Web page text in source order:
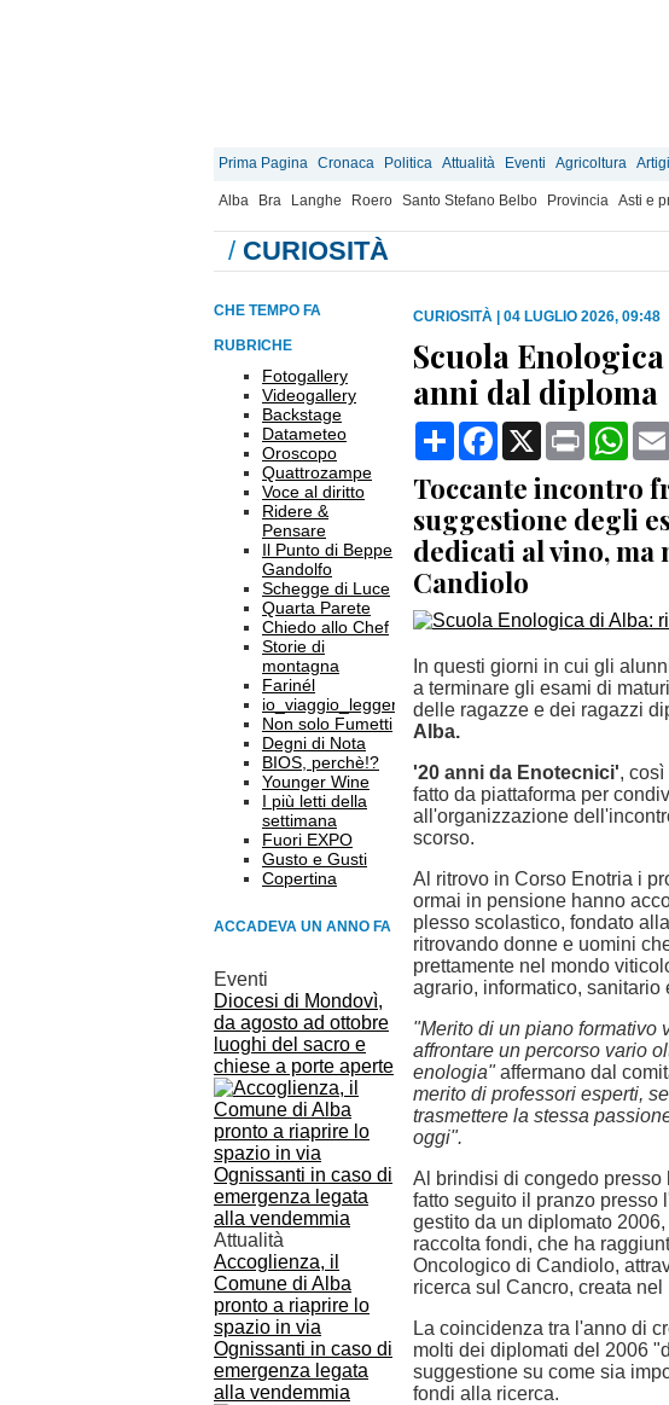
Prima Pagina Cronaca Politica Attualità Eventi Agricoltura
Alba Bra Langhe Roero Santo Stefano Belbo Provincia Asti e
/ CURIOSITÀ
CHE TEMPO FA
RUBRICHE
Fotogallery
Videogallery
Backstage
Datameteo
Oroscopo
Quattrozampe
Voce al diritto
Ridere &
Pensare
Il Punto di Beppe
Gandolfo
Schegge di Luce
Quarta Parete
Chiedo allo Chef
Storie di
montagna
Farinél
io_viaggio_leggero
Non solo Fumetti
Degni di Nota
BIOS, perchè!?
Younger Wine
I più letti della
settimana
Fuori EXPO
Gusto e Gusti
Copertina
ACCADEVA UN ANNO FA
Eventi
Diocesi di Mondovì,
da agosto ad ottobre
luoghi del sacro e
chiese a porte aperte
Attualità
Accoglienza, il
Comune di Alba
pronto a riaprire lo
spazio in via
Ognissanti in caso di
emergenza legata
alla vendemmia
CURIOSITÀ 04 LUGLIO 2026, 09:48
Scuola
anni dal diploma
CondividiFacebook
X Print
Toccante incontro
suggestione degli
dedicati al vino,
Candiolo
In questi giorni in cui gli
a terminare gli esami di
delle ragazze e dei ragazzi
Alba.
'20 anni da Enotecnici',
fatto da piattaforma per
all'organizzazione
scorso.
Al ritrovo in Corso Enotria i
ormai in pensione hanno
plesso scolastico, fondato
ritrovando donne e uomini
prettamente nel mondo
agrario, informatico, sanitario
"Merito di un piano formativo
affrontare un percorso vario
enologia"affermano dal
merito di professori esperti,
trasmettere la stessa
oggi".
Al brindisi di congedo presso
fatto seguito il pranzo presso
gestito da un diplomato
raccolta fondi, che ha
Oncologico di Candiolo,
ricerca sul Cancro, creata
La coincidenza tra l'anno di
molti dei diplomati del 2006
suggestione su come sia
fondi alla ricerca.